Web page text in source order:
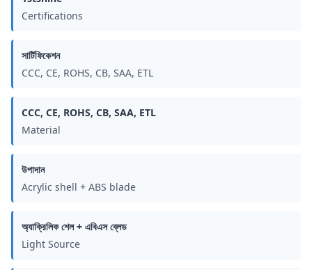
Certifications
সার্টিফিকেশন
CCC, CE, ROHS, CB, SAA, ETL
CCC, CE, ROHS, CB, SAA, ETL
Material
উপাদান
Acrylic shell + ABS blade
অ্যাক্রিলিক শেল + এবিএস ব্লেড
Light Source